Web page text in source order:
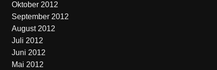
Oktober 2012
September 2012
August 2012
Juli 2012
Juni 2012
Mai 2012